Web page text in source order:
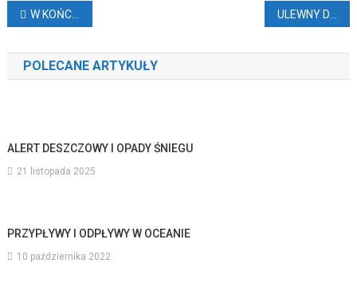
Nawigacja
wpisu
W KOŃCU SPADNIE DESZCZ
POLECANE ARTYKUŁY
ALERT DESZCZOWY I OPADY ŚNIEGU
21 listopada 2025
PRZYPŁYWY I ODPŁYWY W OCEANIE
10 października 2022